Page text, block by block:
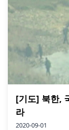
[기도] 북한,
라
2020-09-01